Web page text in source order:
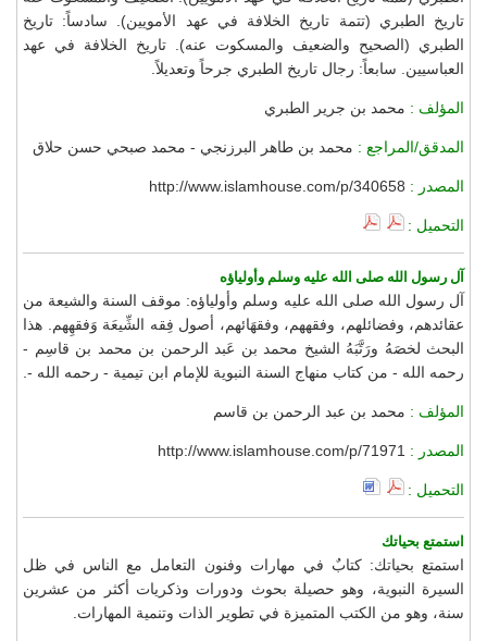
تاريخ الطبري (تتمة تاريخ الخلافة في عهد الأمويين). سادساً: تاريخ
الطبري (الصحيح والضعيف والمسكوت عنه). تاريخ الخلافة في عهد
العباسيين. سابعاً: رجال تاريخ الطبري جرحاً وتعديلاً.
المؤلف : محمد بن جرير الطبري
المدقق/المراجع : محمد بن طاهر البرزنجي - محمد صبحي حسن حلاق
المصدر : http://www.islamhouse.com/p/340658
التحميل :
آل رسول الله صلى الله عليه وسلم وأولياؤه
آل رسول الله صلى الله عليه وسلم وأولياؤه: موقف السنة والشيعة من
عقائدهم، وفضائلهم، وفقههم، وفقهَائهم، أصول فِقه الشِّيعَة وَفقهِهم. هذا
البحث لخصَهُ ورَتَّبَهُ الشيخ محمد بن عَبد الرحمن بن محمد بن قاسِم -
رحمه الله - من كتاب منهاج السنة النبوية للإمام ابن تيمية - رحمه الله -.
المؤلف : محمد بن عبد الرحمن بن قاسم
المصدر : http://www.islamhouse.com/p/71971
التحميل :
استمتع بحياتك
استمتع بحياتك: كتابٌ في مهارات وفنون التعامل مع الناس في ظل
السيرة النبوية، وهو حصيلة بحوث ودورات وذكريات أكثر من عشرين
سنة، وهو من الكتب المتميزة في تطوير الذات وتنمية المهارات.